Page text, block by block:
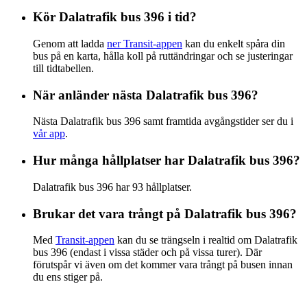
Kör Dalatrafik bus 396 i tid?
Genom att ladda ner Transit-appen kan du enkelt spåra din
bus på en karta, hålla koll på ruttändringar och se justeringar
till tidtabellen.
När anländer nästa Dalatrafik bus 396?
Nästa Dalatrafik bus 396 samt framtida avgångstider ser du i
vår app.
Hur många hållplatser har Dalatrafik bus 396?
Dalatrafik bus 396 har 93 hållplatser.
Brukar det vara trångt på Dalatrafik bus 396?
Med Transit-appen kan du se trängseln i realtid om Dalatrafik
bus 396 (endast i vissa städer och på vissa turer). Där
förutspår vi även om det kommer vara trångt på busen innan
du ens stiger på.